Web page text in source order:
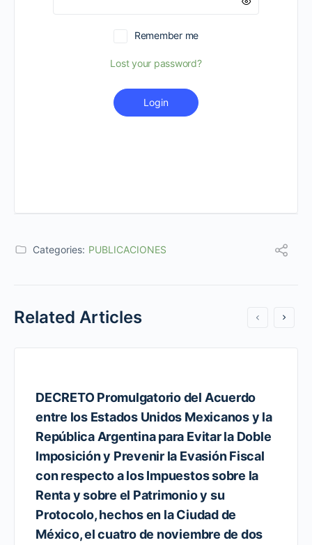
Remember me
Lost your password?
Login
Categories: PUBLICACIONES
Related Articles
DECRETO Promulgatorio del Acuerdo
entre los Estados Unidos Mexicanos y la
República Argentina para Evitar la Doble
Imposición y Prevenir la Evasión Fiscal
con respecto a los Impuestos sobre la
Renta y sobre el Patrimonio y su
Protocolo, hechos en la Ciudad de
México, el cuatro de noviembre de dos